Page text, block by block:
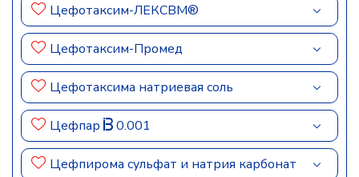
Цефотаксим-ЛЕКСВМ®
Цефотаксим-Промед
Цефотаксима натриевая соль
Цефпар 0.001
Цефпирома сульфат и натрия карбонат